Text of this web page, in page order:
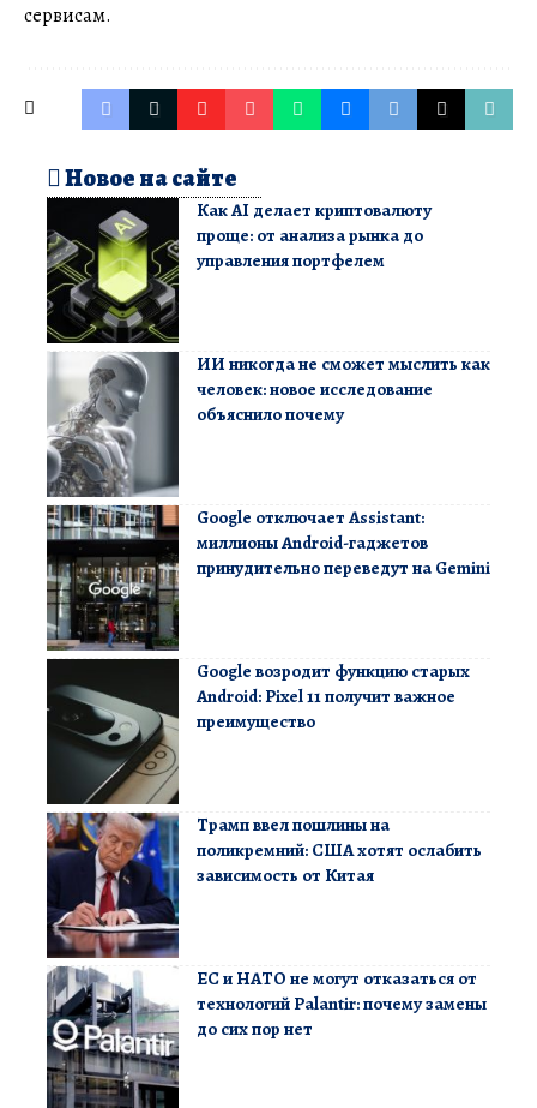
сервисам.
Новое на сайте
Как AI делает криптовалюту
проще: от анализа рынка до
управления портфелем
ИИ никогда не сможет мыслить как
человек: новое исследование
объяснило почему
Google отключает Assistant:
миллионы Android-гаджетов
принудительно переведут на Gemini
Google возродит функцию старых
Android: Pixel 11 получит важное
преимущество
Трамп ввел пошлины на
поликремний: США хотят ослабить
зависимость от Китая
ЕС и НАТО не могут отказаться от
технологий Palantir: почему замены
до сих пор нет